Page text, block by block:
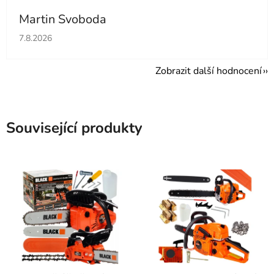
Martin Svoboda
Hodnocení obchodu je 5 z 5 hvězdiček.
7.8.2026
Zobrazit další hodnocení
Související produkty